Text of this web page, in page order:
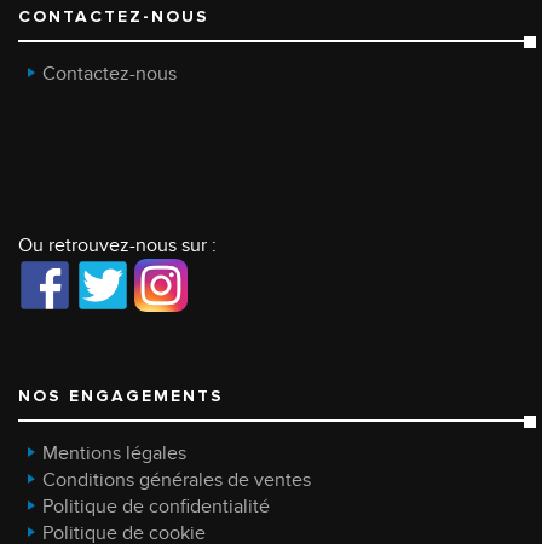
CONTACTEZ-NOUS
Contactez-nous
Ou retrouvez-nous sur :
NOS ENGAGEMENTS
Mentions légales
Conditions générales de ventes
Politique de confidentialité
Politique de cookie